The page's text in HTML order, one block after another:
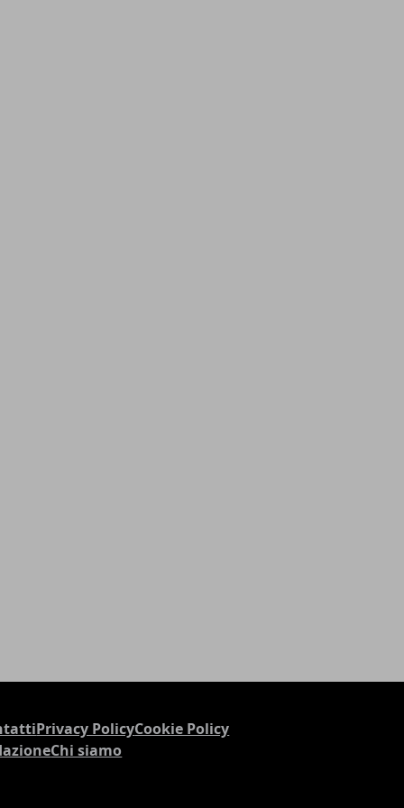
Privacy PolicyCookie Policy
Chi siamo